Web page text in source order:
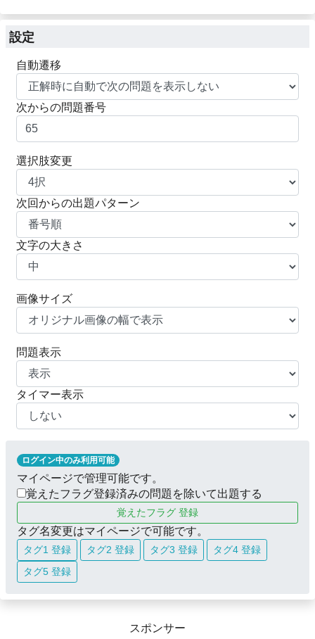
設定
自動遷移
次からの問題番号
選択肢変更
次回からの出題パターン
文字の大きさ
画像サイズ
問題表示
タイマー表示
ログイン中のみ利用可能
マイページで管理可能です。
覚えたフラグ登録済みの問題を除いて出題する
覚えたフラグ 登録
タグ名変更はマイページで可能です。
タグ1 登録 タグ2 登録 タグ3 登録
タグ4 登録
タグ5 登録
スポンサー